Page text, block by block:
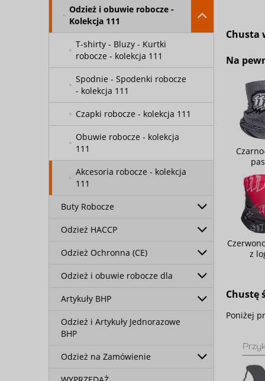
Odzież i obuwie robocze -
Kolekcja 111
T-shirty - Bluzy - Kurtki
robocze - kolekcja 111
Spodnie - Spodenki robocze
- kolekcja 111
Czapki robocze - kolekcja 111
Obuwie robocze - kolekcja
111
Akcesoria robocze - kolekcja
111
Buty Robocze
Odzież HACCP
Odzież Ochronna (CE)
Odzież i obuwie robocze dla
Artykuły BHP
Odzież i Artykuły Jednorazowe
BHP
Odzież na Zamówienie
Chusta
Na
z
Chustę
Poniżej